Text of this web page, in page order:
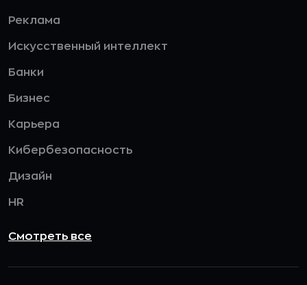
Реклама
Искусственный интеллект
Банки
Бизнес
Карьера
Кибербезопасность
Дизайн
HR
Смотреть все